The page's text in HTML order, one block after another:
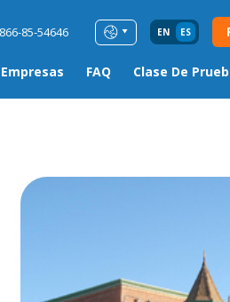
85-54646 EN ES
FAQ Clase De